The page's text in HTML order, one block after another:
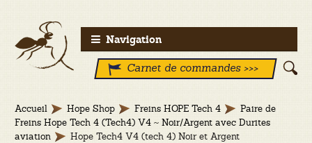
Aller
à
Aller
au
contenu
Navigation
Carnet de commandes >>>
Accueil Hope Shop Freins HOPE Tech 4
Paire de
Freins Hope Tech 4 (Tech4) V4 ~ Noir/Argent avec Durites
aviation
Hope Tech4 V4 (tech 4) Noir et Argent